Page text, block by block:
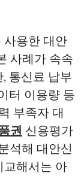
사용한 대안
사례가 속속
통신료 납부
터 이용량 등
부족자 대
권 신용평가
석해 대안신
교해서는 아